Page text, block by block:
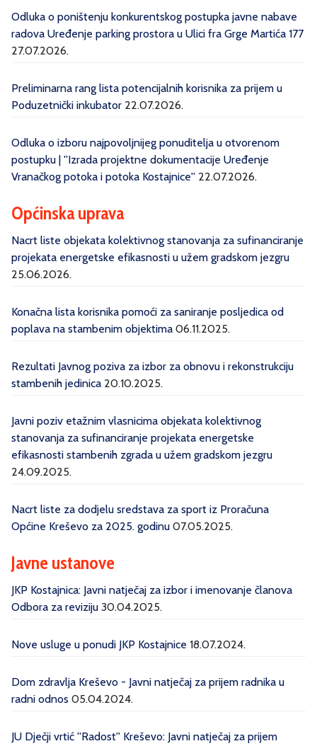
Odluka o poništenju konkurentskog postupka javne nabave
radova Uređenje parking prostora u Ulici fra Grge Martića 177
27.07.2026.
Preliminarna rang lista potencijalnih korisnika za prijem u
Poduzetnički inkubator 22.07.2026.
Odluka o izboru najpovoljnijeg ponuditelja u otvorenom
postupku | ''Izrada projektne dokumentacije Uređenje
Vranačkog potoka i potoka Kostajnice'' 22.07.2026.
Općinska uprava
Nacrt liste objekata kolektivnog stanovanja za sufinanciranje
projekata energetske efikasnosti u užem gradskom jezgru
25.06.2026.
Konačna lista korisnika pomoći za saniranje posljedica od
poplava na stambenim objektima 06.11.2025.
Rezultati Javnog poziva za izbor za obnovu i rekonstrukciju
stambenih jedinica 20.10.2025.
Javni poziv etažnim vlasnicima objekata kolektivnog
stanovanja za sufinanciranje projekata energetske
efikasnosti stambenih zgrada u užem gradskom jezgru
24.09.2025.
Nacrt liste za dodjelu sredstava za sport iz Proračuna
Općine Kreševo za 2025. godinu 07.05.2025.
Javne ustanove
JKP Kostajnica: Javni natječaj za izbor i imenovanje članova
Odbora za reviziju 30.04.2025.
Nove usluge u ponudi JKP Kostajnice 18.07.2024.
Dom zdravlja Kreševo - Javni natječaj za prijem radnika u
radni odnos 05.04.2024.
JU Dječji vrtić ''Radost'' Kreševo: Javni natječaj za prijem